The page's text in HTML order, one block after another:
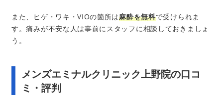
また、ヒゲ・ワキ・VIOの箇所は麻酔を無料で受けられま
す。痛みが不安な人は事前にスタッフに相談しておきましょ
う。
メンズエミナルクリニック上野院の口コ
ミ・評判